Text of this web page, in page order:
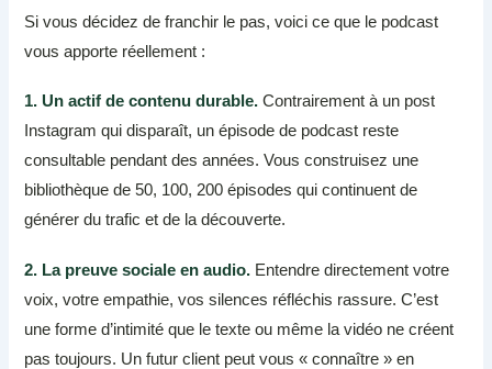
Si vous décidez de franchir le pas, voici ce que le podcast
vous apporte réellement :
1. Un actif de contenu durable. Contrairement à un post
Instagram qui disparaît, un épisode de podcast reste
consultable pendant des années. Vous construisez une
bibliothèque de 50, 100, 200 épisodes qui continuent de
générer du trafic et de la découverte.
2. La preuve sociale en audio. Entendre directement votre
voix, votre empathie, vos silences réfléchis rassure. C’est
une forme d’intimité que le texte ou même la vidéo ne créent
pas toujours. Un futur client peut vous « connaître » en